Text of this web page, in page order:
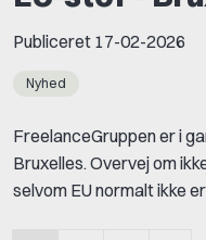
Publiceret 17-02-2026
Nyhed
FreelanceGruppen er i
Bruxelles. Overvej om
selvom EU normalt ikke